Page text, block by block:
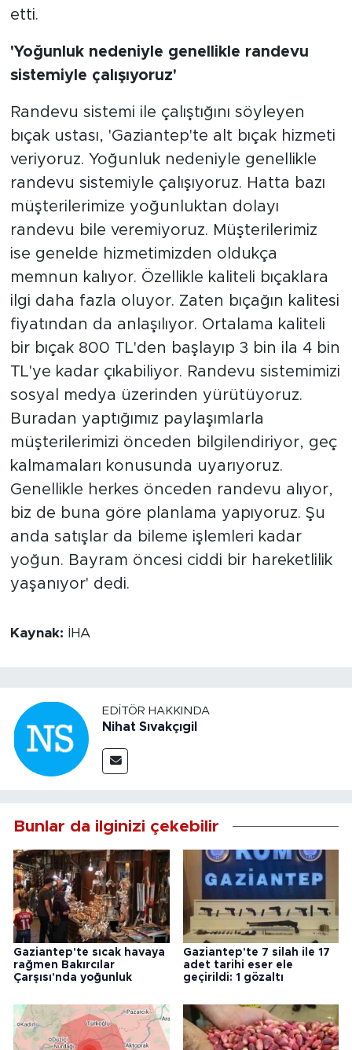
etti.
'Yoğunluk nedeniyle genellikle randevu
sistemiyle çalışıyoruz'
Randevu sistemi ile çalıştığını söyleyen
bıçak ustası, 'Gaziantep'te alt bıçak hizmeti
veriyoruz. Yoğunluk nedeniyle genellikle
randevu sistemiyle çalışıyoruz. Hatta bazı
müşterilerimize yoğunluktan dolayı
randevu bile veremiyoruz. Müşterilerimiz
ise genelde hizmetimizden oldukça
memnun kalıyor. Özellikle kaliteli bıçaklara
ilgi daha fazla oluyor. Zaten bıçağın kalitesi
fiyatından da anlaşılıyor. Ortalama kaliteli
bir bıçak 800 TL'den başlayıp 3 bin ila 4 bin
TL'ye kadar çıkabiliyor. Randevu sistemimizi
sosyal medya üzerinden yürütüyoruz.
Buradan yaptığımız paylaşımlarla
müşterilerimizi önceden bilgilendiriyor, geç
kalmamaları konusunda uyarıyoruz.
Genellikle herkes önceden randevu alıyor,
biz de buna göre planlama yapıyoruz. Şu
anda satışlar da bileme işlemleri kadar
yoğun. Bayram öncesi ciddi bir hareketlilik
yaşanıyor' dedi.
Kaynak: İHA
EDITÖR HAKKINDA
Nihat Sıvakçıgil
Bunlar da ilginizi çekebilir
Gaziantep'te sıcak havaya
rağmen Bakırcılar
Çarşısı'nda yoğunluk
Gaziantep'te 7 silah ile 17
adet tarihi eser ele
geçirildi: 1 gözaltı